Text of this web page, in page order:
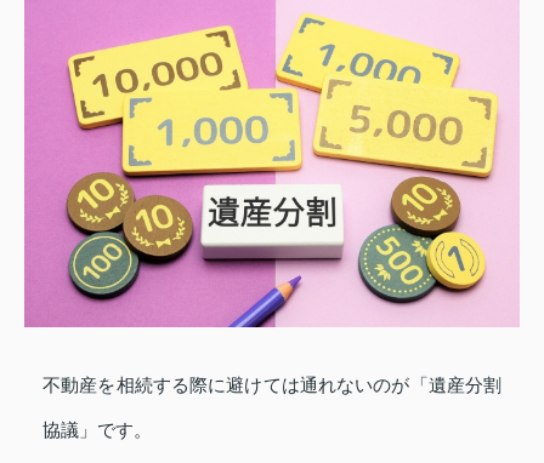
不動産を相続する際に避けては通れないのが「遺産分割
協議」です。